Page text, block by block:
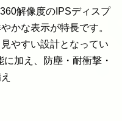
解像度のIPSディスプ
かな表示が特長です。
やすい設計となってい
加え、防塵・耐衝撃・